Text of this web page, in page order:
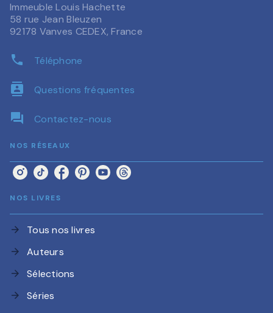
Immeuble Louis Hachette
58 rue Jean Bleuzen
92178 Vanves CEDEX, France
phone Téléphone
contacts Questions fréquentes
question_answer Contactez-nous
NOS RÉSEAUX
NOS LIVRES
arrow_forward Tous nos livres
arrow_forward Auteurs
arrow_forward Sélections
arrow_forward Séries